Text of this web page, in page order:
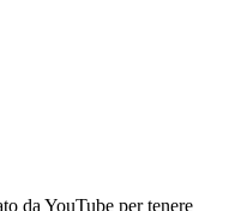
da YouTube per tenere